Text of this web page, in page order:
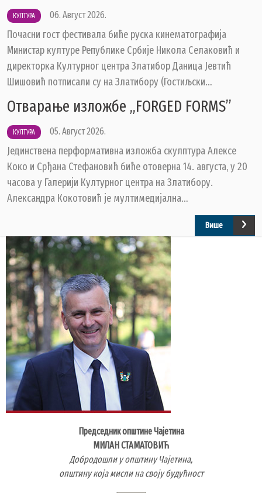
ДОКУМЕНТА
КОНТАКТИ
ЗАПОСЛЕНИ У ОПШТИНСКОЈ УПРАВИ
ВАЖНИ ТЕЛЕФОНИ
ПОСТАВИТЕ ПИТАЊЕ
FORM
КУЛТУРА 06. Август 2026.
Почасни гост фестивала биће руска кинематографија
Министар културе Републике Србије Никола Селаковић и
директорка Културног центра Златибор Даница Јевтић
Шишовић потписали су на Златибору (Гостиљски…
Отварање изложбе „FORGED FORMS”
КУЛТУРА 05. Август 2026.
Јединствена перформативна изложба скулптура Алексе
Коко и Срђана Стефановић биће отоверна 14. августа, у 20
часова у Галерији Културног центра на Златибору.
Александра Кокотовић је мултимедијална…
Више
Председник општине Чајетина
МИЛАН СТАМАТОВИЋ
Добродошли у општину Чајетина,
општину која мисли на своју будућност